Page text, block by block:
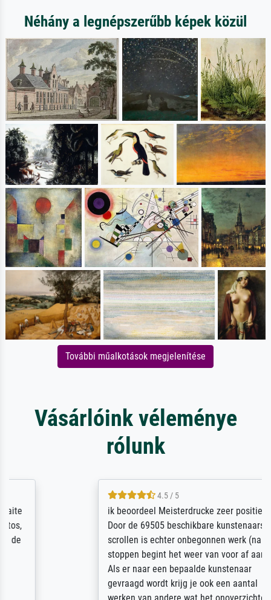
Néhány a legnépszerűbb képek közül
További műalkotások megjelenítése
Vásárlóink véleménye
rólunk
4.5 / 5
ik beoordeel Meisterdrucke zeer positief.
Door de 69505 beschikbare kunstenaars
scrollen is echter onbegonnen werk (na
stoppen begint het weer van voor af aan).
Als er naar een bepaalde kunstenaar
gevraagd wordt krijg je ook een aantal